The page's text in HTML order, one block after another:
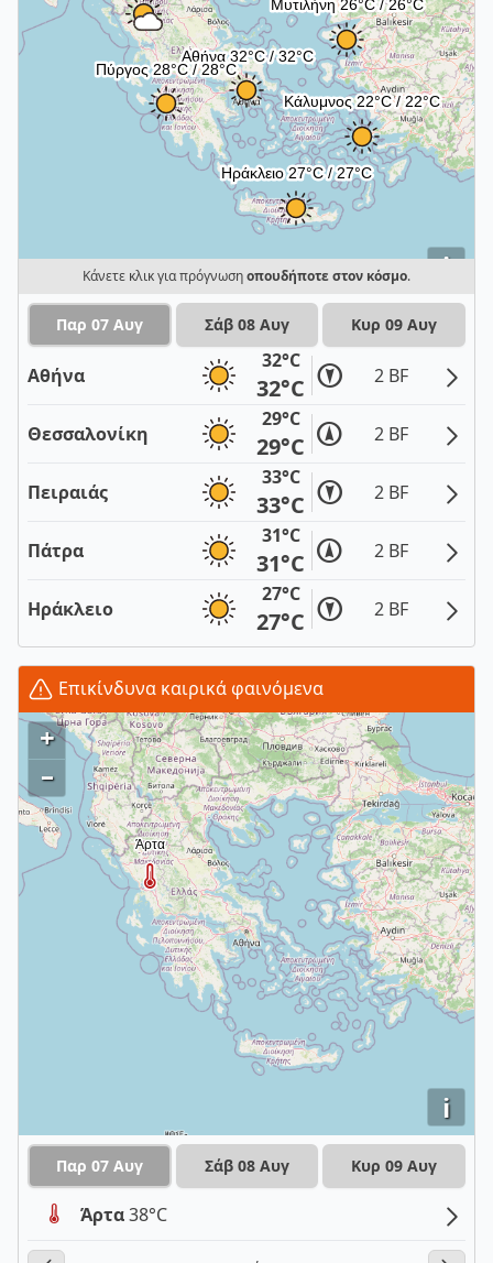
i
Κάνετε κλικ για πρόγνωσηοπουδήποτε στον κόσμο.
Παρ 07 Αυγ Σάβ 08 Αυγ Κυρ 09 Αυγ
Αθήνα
32°C
32°C 2 BF
Θεσσαλονίκη
29°C
29°C 2 BF
Πειραιάς
33°C
33°C 2 BF
Πάτρα
31°C
31°C 2 BF
Ηράκλειο
27°C
27°C 2 BF
Επικίνδυνα καιρικά φαινόμενα
i
+
–
Παρ 07 Αυγ Σάβ 08 Αυγ Κυρ 09 Αυγ
Άρτα38°C